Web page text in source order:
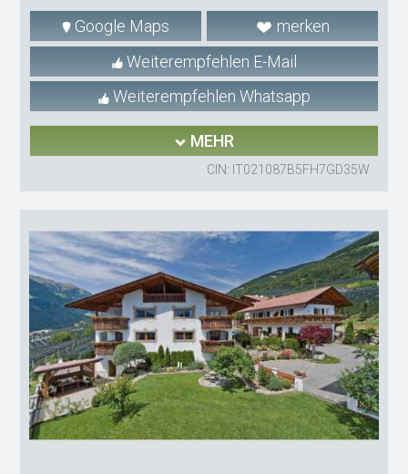
Google Maps
merken
Weiterempfehlen E-Mail
Weiterempfehlen Whatsapp
MEHR
CIN: IT021087B5FH7GD35W